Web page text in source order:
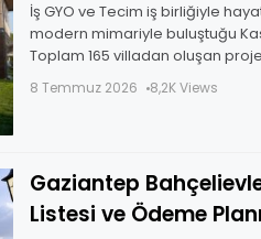
İş GYO ve Tecim iş birliğiyle
modern mimariyle buluştuğu
Toplam 165 villadan oluşan
8 Temmuz 2026 8,2K Views
Gaziantep
Listesi ve Ödeme